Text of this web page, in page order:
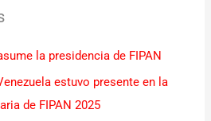
la presidencia de FIPAN
estuvo presente en la
de FIPAN 2025